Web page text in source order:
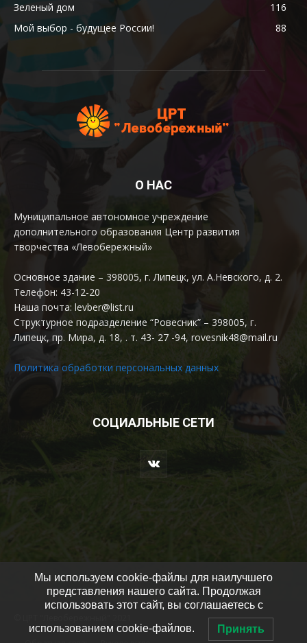
Зеленый дом
116
Мой выбор - будущее России!
88
О НАС
Муниципальное автономное учреждение
дополнительного образования Центр развития
творчества «Левобережный»
Основное здание – 398005, г. Липецк, ул. А.Невского, д. 2.
Телефон: 43-12-20
Наша почта: levber@list.ru
Структурное подразделение “Ровесник” – 398005, г.
Липецк, пр. Мира, д. 18, . т. 43- 27 -94, rovesnik48@mail.ru
Политика обработки персональных данных
СОЦИАЛЬНЫЕ СЕТИ
Мы используем cookie-файлы для наилучшего
представления нашего сайта. Продолжая
использовать этот сайт, вы соглашаетесь с
использованием cookie-файлов. Принять